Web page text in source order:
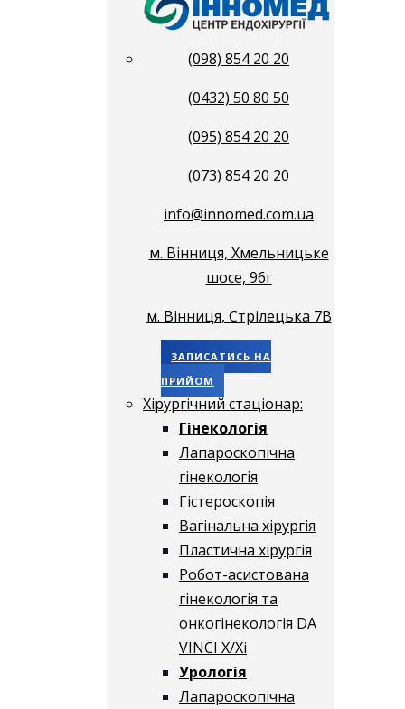
(098) 854 20 20
(0432) 50 80 50
(095) 854 20 20
(073) 854 20 20
info@innomed.com.ua
м. Вінниця, Хмельницьке
шосе, 96г
м. Вінниця, Стрілецька 7В
ЗАПИСАТИСЬ НА
ПРИЙОМ
Хірургічний стаціонар:
Гінекологія
Лапароскопічна
гінекологія
Гістероскопія
Вагінальна хірургія
Пластична хірургія
Робот-асистована
гінекологія та
онкогінекологія DA
VINCI X/Xі
Урологія
Лапароскопічна